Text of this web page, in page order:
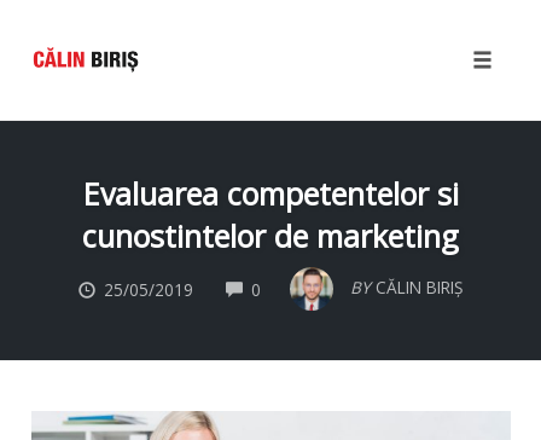
Evaluarea competentelor si
cunostintelor de marketing
25/05/2019 0 COMMENTS BY CĂLIN BIRIȘ